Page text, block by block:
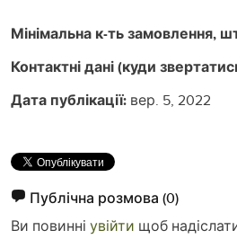
Мінімальна к-ть замовлення,
Контактні дані (куди
Дата публікації: вер. 5, 2022
Публічна розмова (0)
Ви повинні увійти щоб